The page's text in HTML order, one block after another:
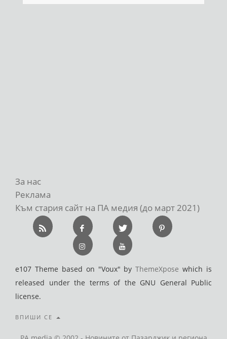
За нас
Реклама
Към стария сайт на ПА медия (до март 2021)
e107 Theme based on "Voux" byThemeXpose which is
released under the terms of the GNU General Public
license.
ВПИШИ СЕ